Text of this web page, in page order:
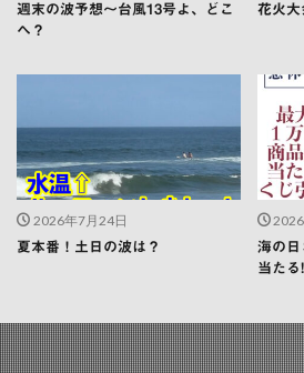
週末の波予想〜台風13号よ、どこ
へ？
花火大
2026年7月24日
夏本番！土日の波は？
海の日
当たる